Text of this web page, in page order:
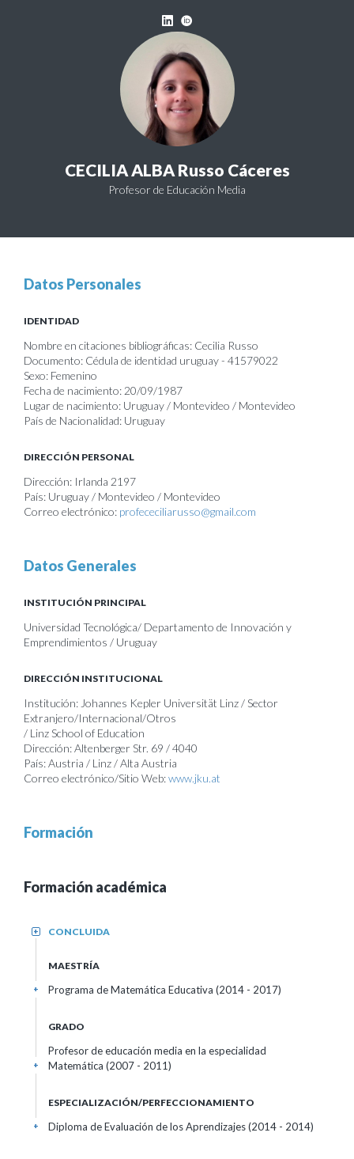
CECILIA ALBA Russo Cáceres
Profesor de Educación Media
Datos Personales
IDENTIDAD
Nombre en citaciones bibliográficas: Cecilia Russo
Documento: Cédula de identidad uruguay - 41579022
Sexo: Femenino
Fecha de nacimiento: 20/09/1987
Lugar de nacimiento: Uruguay / Montevideo / Montevideo
País de Nacionalidad: Uruguay
DIRECCIÓN PERSONAL
Dirección: Irlanda 2197
País: Uruguay / Montevideo / Montevideo
Correo electrónico: profececiliarusso@gmail.com
Datos Generales
INSTITUCIÓN PRINCIPAL
Universidad Tecnológica/ Departamento de Innovación y
Emprendimientos / Uruguay
DIRECCIÓN INSTITUCIONAL
Institución: Johannes Kepler Universität Linz / Sector
Extranjero/Internacional/Otros
/ Linz School of Education
Dirección: Altenberger Str. 69 / 4040
País: Austria / Linz / Alta Austria
Correo electrónico/Sitio Web:www.jku.at
Formación
Formación académica
CONCLUIDA
+
MAESTRÍA
Programa de Matemática Educativa (2014 - 2017)
+
GRADO
Profesor de educación media en la especialidad
Matemática (2007 - 2011)
+
ESPECIALIZACIÓN/PERFECCIONAMIENTO
Diploma de Evaluación de los Aprendizajes (2014 - 2014)
+